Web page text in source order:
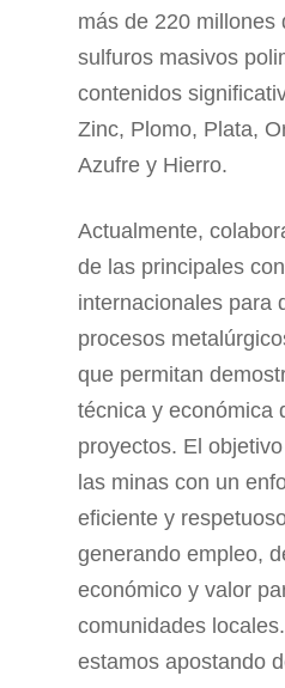
más de 220 millones
sulfuros masivos
contenidos
Zinc, Plomo, Plata,
Azufre y Hierro.
Actualmente,
de las principales
internacionales para
procesos
que permitan
técnica y económica
proyectos. El
las minas con un
eficiente y
generando empleo,
económico y valor
comunidades
estamos apostando